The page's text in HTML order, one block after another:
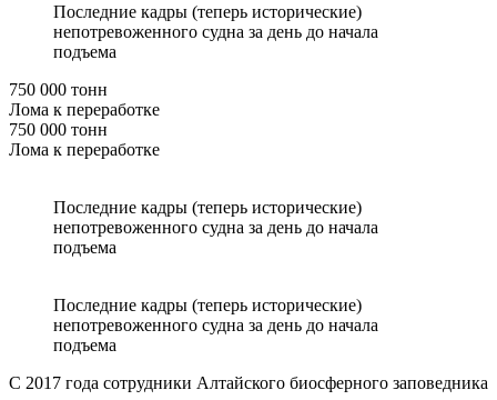
Последние кадры (теперь исторические)
непотревоженного судна за день до начала
подъема
750 000 тонн
Лома к переработке
750 000 тонн
Лома к переработке
Последние кадры (теперь исторические)
непотревоженного судна за день до начала
подъема
Последние кадры (теперь исторические)
непотревоженного судна за день до начала
подъема
С 2017 года сотрудники Алтайского биосферного заповедника